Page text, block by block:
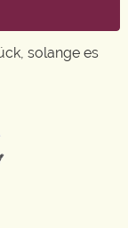
solange es